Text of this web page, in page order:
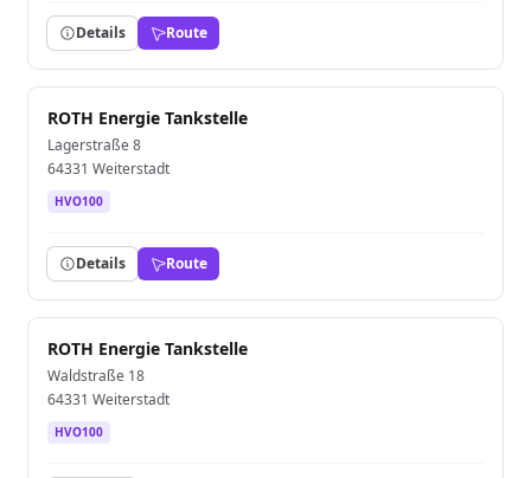
Details Route
ROTH Energie Tankstelle
Lagerstraße 8
64331 Weiterstadt
HVO100
Details Route
ROTH Energie Tankstelle
Waldstraße 18
64331 Weiterstadt
HVO100